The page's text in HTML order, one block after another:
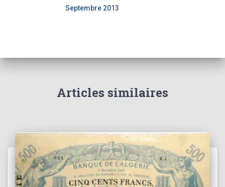
Septembre 2013
Articles similaires